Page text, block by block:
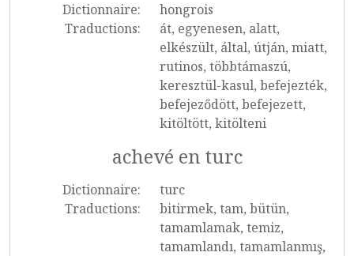
Dictionnaire:
hongrois
Traductions:
át, egyenesen, alatt,
elkészült, által, útján, miatt,
rutinos, többtámaszú,
keresztül-kasul, befejezték,
befejeződött, befejezett,
kitöltött, kitölteni
achevé en turc
Dictionnaire:
turc
Traductions:
bitirmek, tam, bütün,
tamamlamak, temiz,
tamamlandı, tamamlanmış,